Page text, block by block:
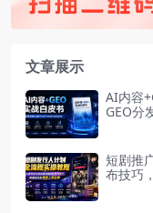
文章展示
AI内容
GEO分
短剧推
布技巧